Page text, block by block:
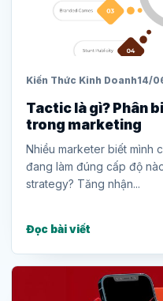
Kiến Thức Kinh Doanh14/
Tactic là gì? Phân
trong marketing
Nhiều marketer biết mình
đang làm đúng cấp độ
strategy? Tăng nhận...
Đọc bài viết